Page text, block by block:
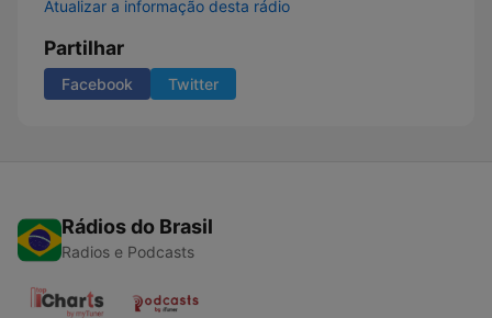
Atualizar a informação desta rádio
Partilhar
Facebook Twitter
Rádios do Brasil
Radios e Podcasts